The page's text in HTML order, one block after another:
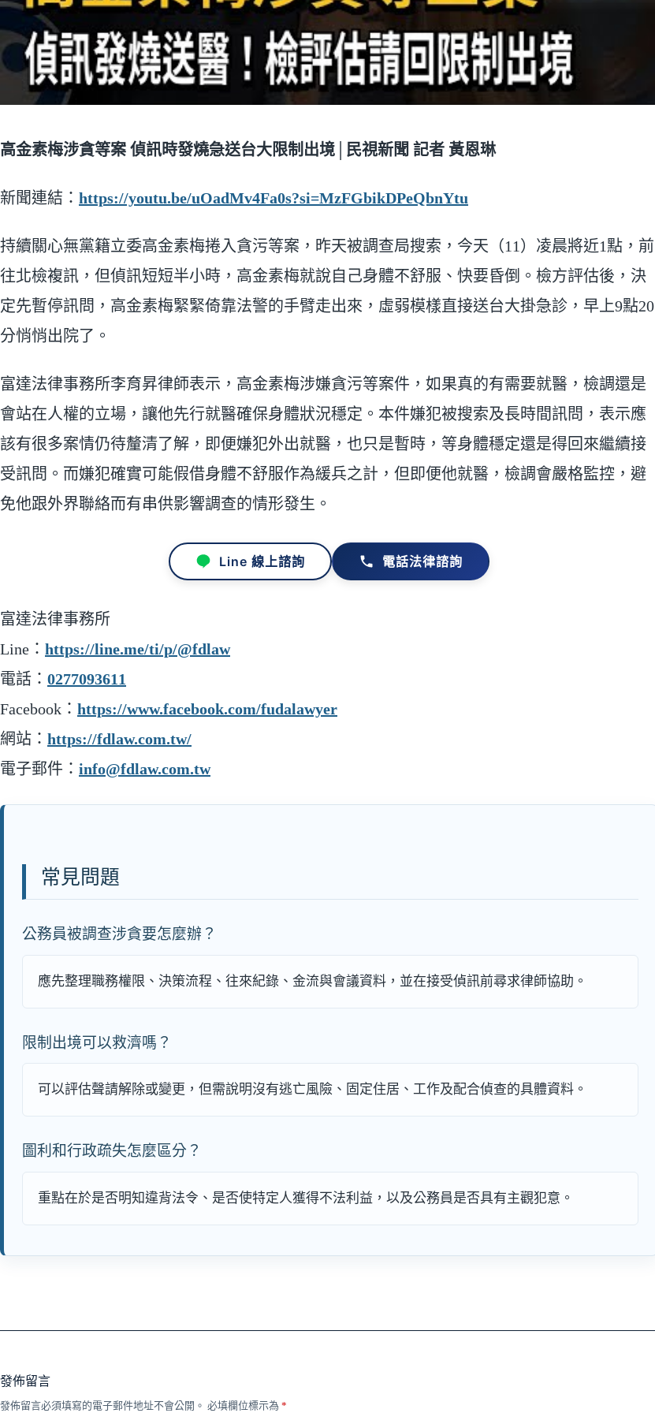
高金素梅涉貪等案 偵訊時發燒急送台大限制出境│民視新聞 記者 黃恩琳
新聞連結： https://youtu.be/uOadMv4Fa0s?si=MzFGbikDPeQbnYtu
持續關心無黨籍立委高金素梅捲入貪污等案，昨天被調查局搜索，今天（11）凌晨將近1點，前
往北檢複訊，但偵訊短短半小時，高金素梅就說自己身體不舒服、快要昏倒。檢方評估後，決
定先暫停訊問，高金素梅緊緊倚靠法警的手臂走出來，虛弱模樣直接送台大掛急診，早上9點20
分悄悄出院了。
富達法律事務所李育昇律師表示，高金素梅涉嫌貪污等案件，如果真的有需要就醫，檢調還是
會站在人權的立場，讓他先行就醫確保身體狀況穩定。本件嫌犯被搜索及長時間訊問，表示應
該有很多案情仍待釐清了解，即便嫌犯外出就醫，也只是暫時，等身體穩定還是得回來繼續接
受訊問。而嫌犯確實可能假借身體不舒服作為緩兵之計，但即便他就醫，檢調會嚴格監控，避
免他跟外界聯絡而有串供影響調查的情形發生。
Line 線上諮詢 電話法律諮詢
富達法律事務所
Line： https://line.me/ti/p/@fdlaw
電話： 0277093611
Facebook： https://www.facebook.com/fudalawyer
網站： https://fdlaw.com.tw/
電子郵件： info@fdlaw.com.tw
常見問題
公務員被調查涉貪要怎麼辦？
應先整理職務權限、決策流程、往來紀錄、金流與會議資料，並在接受偵訊前尋求律師協助。
限制出境可以救濟嗎？
可以評估聲請解除或變更，但需說明沒有逃亡風險、固定住居、工作及配合偵查的具體資料。
圖利和行政疏失怎麼區分？
重點在於是否明知違背法令、是否使特定人獲得不法利益，以及公務員是否具有主觀犯意。
發佈留言
發佈留言必須填寫的電子郵件地址不會公開。 必填欄位標示為 *